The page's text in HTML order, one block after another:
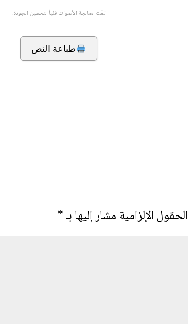
تمّت معالجة الأصوات فنّياً لتحسين الجودة.
طباعة النص
الحقول الإلزامية مشار إليها بـ*